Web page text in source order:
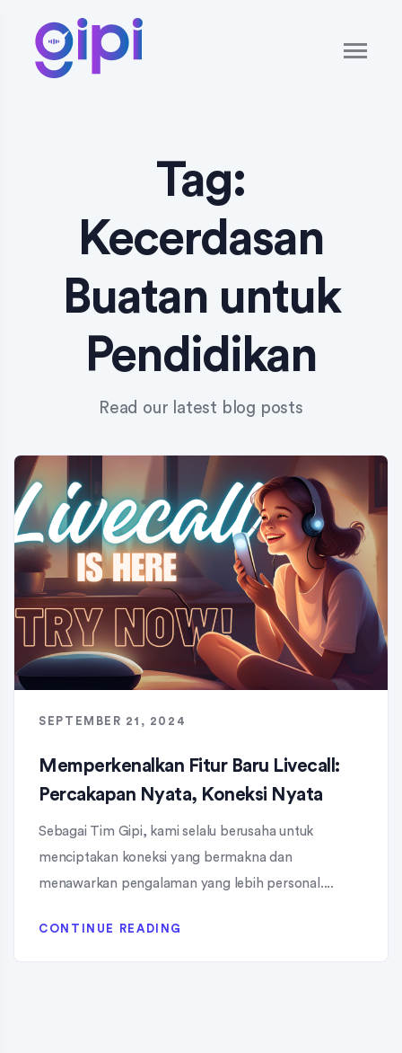
Tag:
Kecerdasan
Buatan untuk
Pendidikan
Read our latest blog posts
SEPTEMBER 21, 2024
Memperkenalkan Fitur Baru Livecall:
Percakapan Nyata, Koneksi Nyata
Sebagai Tim Gipi, kami selalu berusaha untuk
menciptakan koneksi yang bermakna dan
menawarkan pengalaman yang lebih personal....
CONTINUE READING